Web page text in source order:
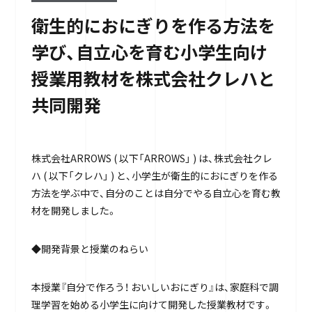
衛生的におにぎりを作る方法を
学び、自立心を育む小学生向け
授業用教材を株式会社クレハと
共同開発
株式会社ARROWS ( 以下「ARROWS」 ) は、株式会社クレ
ハ ( 以下「クレハ」 ) と、小学生が衛生的におにぎりを作る
方法を学ぶ中で、自分のことは自分でやる自立心を育む教
材を開発しました。
◆開発背景と授業のねらい
本授業『自分で作ろう！ おいしいおにぎり』は、家庭科で調
理学習を始める小学生に向けて開発した授業教材です。